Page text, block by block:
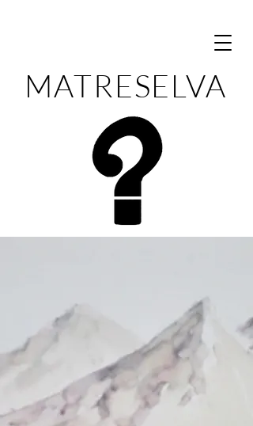
MATRESELVA